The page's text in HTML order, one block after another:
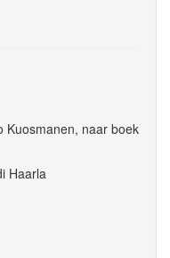
Kuosmanen, naar boek
Haarla